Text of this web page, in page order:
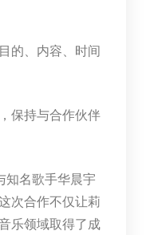
的、内容、时间
保持与合作伙伴
知名歌手华晨宇
次合作不仅让莉
乐领域取得了成